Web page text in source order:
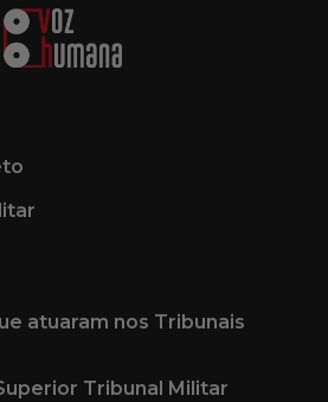
atuaram nos Tribunais
Tribunal Militar